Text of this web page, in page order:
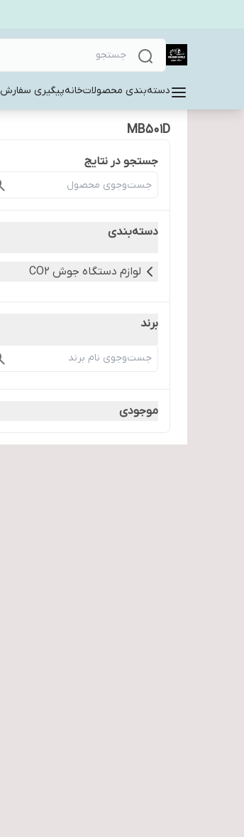
دسته‌بندی محصولاتخانهپیگیری سفارش
MB501D
جستجو در نتایج
دسته‌بندی
لوازم دستگاه جوش CO2
برند
موجودی